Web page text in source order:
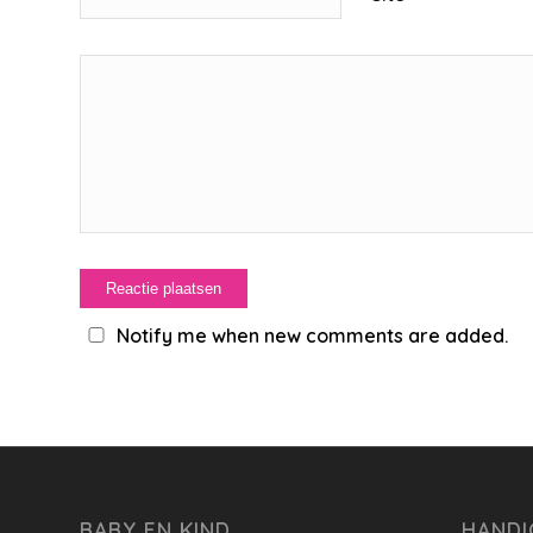
Notify me when new comments are added.